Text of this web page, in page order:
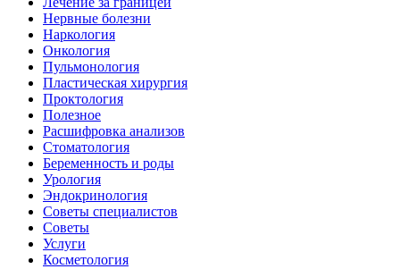
Нервные болезни
Наркология
Онкология
Пульмонология
Пластическая хирургия
Проктология
Полезное
Расшифровка анализов
Стоматология
Беременность и роды
Урология
Эндокринология
Советы специалистов
Советы
Услуги
Косметология